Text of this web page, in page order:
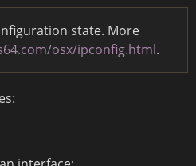
state. More
osx/ipconfig.html.